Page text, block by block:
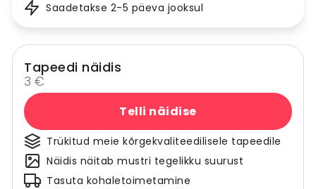
Saadetakse 2-5 päeva jooksul
Tapeedi näidis
3 €
Telli näidise
Trükitud meie kõrgekvaliteedilisele tapeedile
Näidis näitab mustri tegelikku suurust
Tasuta kohaletoimetamine